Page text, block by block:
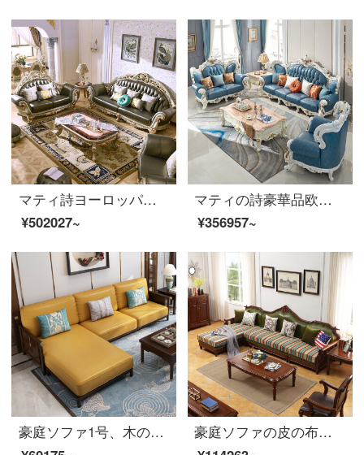
マティ詩ヨーロッパ式ソファ高級豪華4人の実木ソファシャンパンゴールドシリーズソファ875豪華シャンパンゴールドソファ123セット
¥502027~
マティの詩豪華品欧米風クラウンソファショールーム全実木別荘ロビー皮芸家具莫蘭迪・全実木ソファ124セット【水遊藍】
¥356957~
豪庭ソファ1号、木のソファ、新しい中国式ソファ、中小型のソファ、角布芸ソファ1+2+3セットの簡単なリビングルームの逸品家具503〓【布芸クッション】ペア+貴妃位胡桃色
豪庭ソファの皮の布のソファ、アメリカの木のソファのサイズは、家の形のソファの組み合わせ布芸ソファ簡単なリビングルームの逸品家具M 6983〓浅胡桃色【白ワックスの木】の3人の位+貴妃